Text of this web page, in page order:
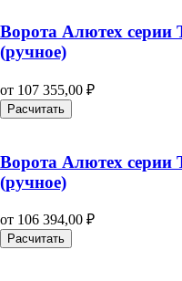
Ворота Алютех серии
(ручное)
от 107 355,00 ₽
Расчитать
Ворота Алютех серии
(ручное)
от 106 394,00 ₽
Расчитать